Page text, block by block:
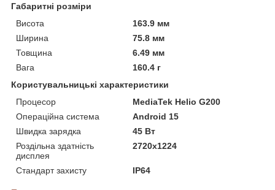
Габаритні розміри
Висота
163.9 мм
Ширина
75.8 мм
Товщина
6.49 мм
Вага
160.4 г
Користувальницькі характеристики
Процесор
MediaTek Helio G200
Операційна система
Android 15
Швидка зарядка
45 Вт
Роздільна здатність
дисплея
2720x1224
Стандарт захисту IP64